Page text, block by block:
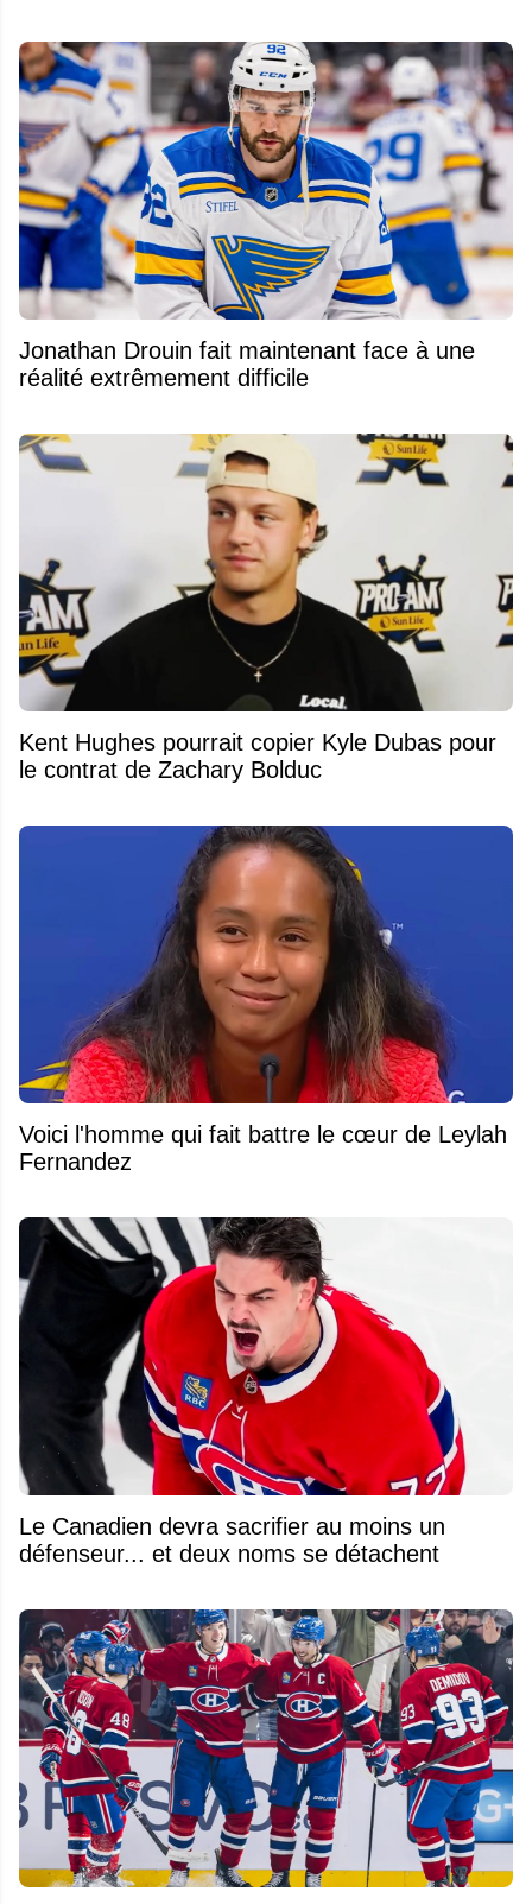
Jonathan Drouin fait maintenant face à une
réalité extrêmement difficile
Kent Hughes pourrait copier Kyle Dubas pour
le contrat de Zachary Bolduc
Voici l'homme qui fait battre le cœur de Leylah
Fernandez
Le Canadien devra sacrifier au moins un
défenseur... et deux noms se détachent